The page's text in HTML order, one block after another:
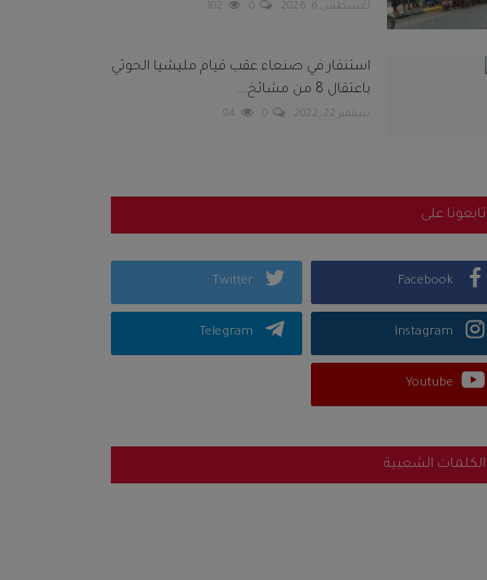
أغسطس 6, 2026 0
102
استنفار في صنعاء عقب قيام مليشيا الحوثي
باعتقال 8 من مشائخ...
سبتمبر 22, 2022 0
94
تابعونا على
Facebook
Twitter
Instagram
Telegram
Youtube
الكلمات الشعبية